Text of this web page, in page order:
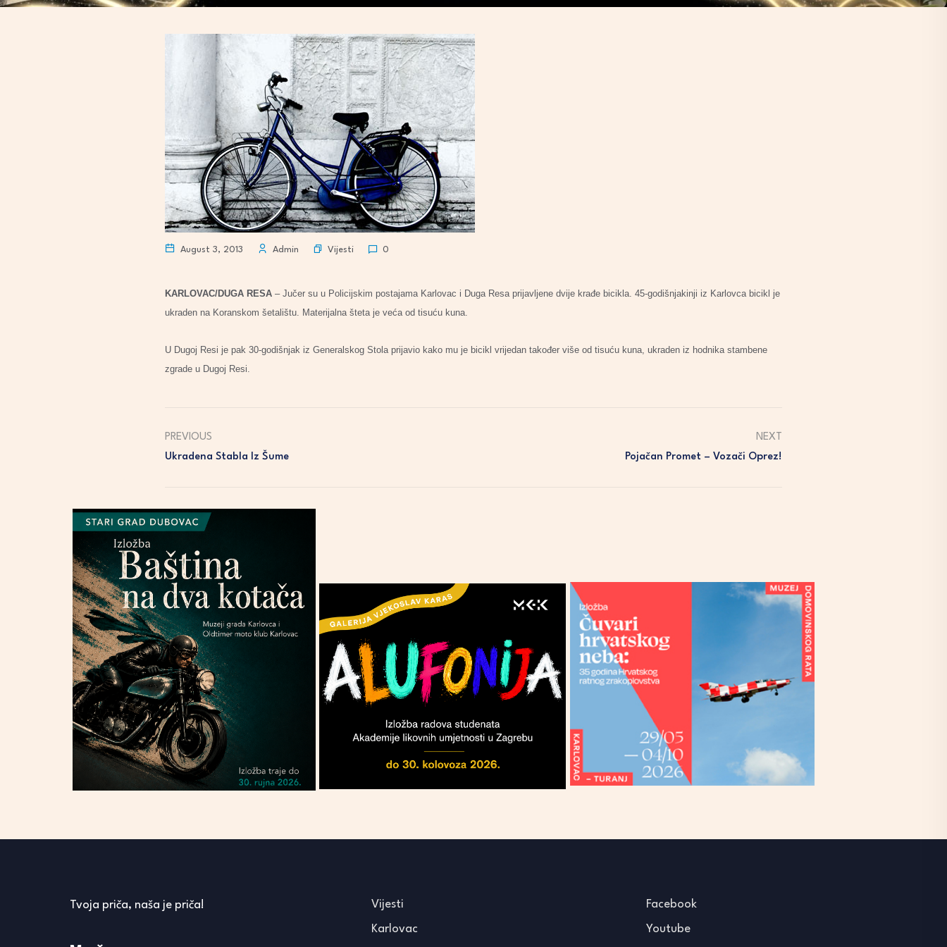
August 3, 2013 Admin Vijesti 0
KARLOVAC/DUGA RESA – Jučer su u Policijskim postajama Karlovac i Duga Resa prijavljene dvije krađe bicikla. 45-godišnjakinji iz Karlovca bicikl je
ukraden na Koranskom šetalištu. Materijalna šteta je veća od tisuću kuna.
U Dugoj Resi je pak 30-godišnjak iz Generalskog Stola prijavio kako mu je bicikl vrijedan također više od tisuću kuna, ukraden iz hodnika stambene
zgrade u Dugoj Resi.
PREVIOUS
Ukradena Stabla Iz Šume
NEXT
Pojačan Promet – Vozači Oprez!
Tvoja priča, naša je priča! Vijesti
Karlovac
Facebook
Youtube